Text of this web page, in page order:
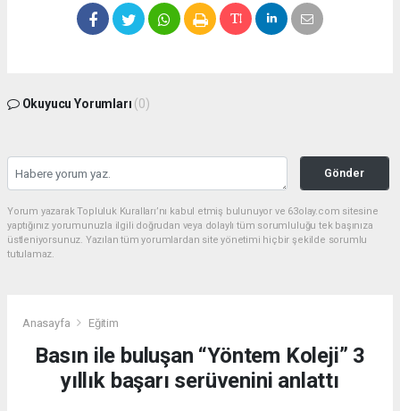
Okuyucu Yorumları (0)
Gönder
Yorum yazarak Topluluk Kuralları’nı kabul etmiş bulunuyor ve 63olay.com sitesine
yaptığınız yorumunuzla ilgili doğrudan veya dolaylı tüm sorumluluğu tek başınıza
üstleniyorsunuz. Yazılan tüm yorumlardan site yönetimi hiçbir şekilde sorumlu
tutulamaz.
Anasayfa Eğitim
Basın ile buluşan “Yöntem Koleji” 3
yıllık başarı serüvenini anlattı